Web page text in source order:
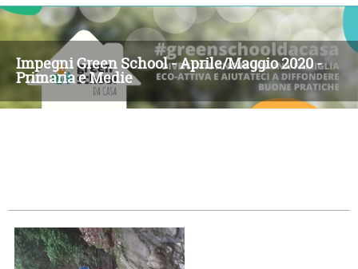
Impegni Green School - Aprile/Maggio 2020 -
Primaria e Medie